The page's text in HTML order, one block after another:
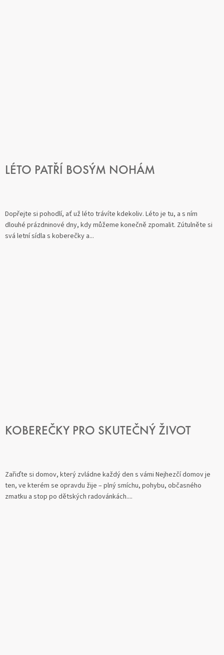
LÉTO PATŘÍ BOSÝM NOHÁM
Dopřejte si pohodlí, ať už léto trávíte kdekoliv. Léto je tu, a s ním
dlouhé prázdninové dny, kdy můžeme konečně zpomalit. Zútulněte si
svá letní sídla s koberečky a...
KOBEREČKY PRO SKUTEČNÝ ŽIVOT
Zařiďte si domov, který zvládne každý den s vámi Nejhezčí domov je
ten, ve kterém se opravdu žije – plný smíchu, pohybu, občasného
zmatku a stop po dětských radovánkách....